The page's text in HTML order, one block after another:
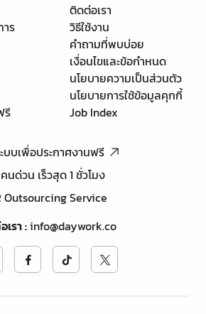
ร
รี
ติดต่อเรา
วิธีใช้งาน
คำถามที่พบบ่อย
เงื่อนไขและข้อกำหนด
นโยบายความเป็นส่วนตัว
นโยบายการใช้ข้อมูลคุกกี้
Job Index
บบเพื่อประกาศงานฟรี
นด่วน เร็วสุด 1 ชั่วโมง
Outsourcing Service
รา:info@daywork.co